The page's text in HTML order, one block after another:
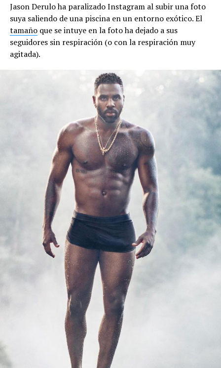
Jason Derulo ha paralizado Instagram al subir una foto
suya saliendo de una piscina en un entorno exótico. El
tamaño que se intuye en la foto ha dejado a sus
seguidores sin respiración (o con la respiración muy
agitada).